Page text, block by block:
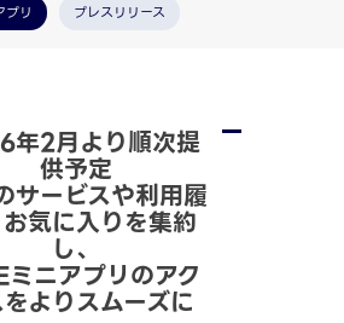
プリ プレスリリース
年2月より順次提
供予定
サービスや利用履
気に入りを集約
し、
ニアプリのアク
よりスムーズに